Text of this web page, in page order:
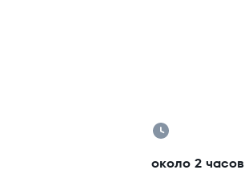
около 2 часов